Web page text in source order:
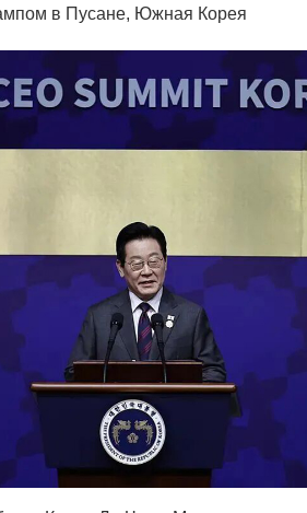
в Пусане, Южная Корея